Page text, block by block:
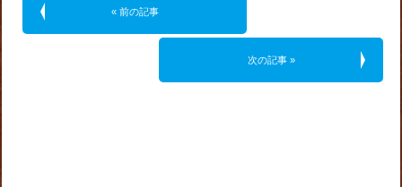
« 前の記事
次の記事 »